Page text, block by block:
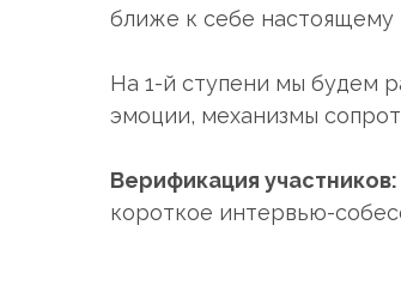
ближе к себе настоящему
На 1-й ступени мы будем
эмоции, механизмы
Верификация участников:
короткое интервью-